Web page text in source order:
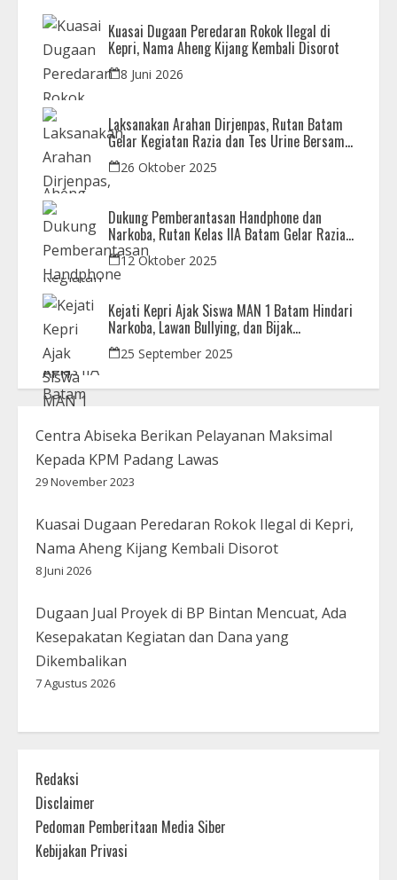
Kuasai Dugaan Peredaran Rokok Ilegal di
Kepri, Nama Aheng Kijang Kembali Disorot
8 Juni 2026
Laksanakan Arahan Dirjenpas, Rutan Batam
Gelar Kegiatan Razia dan Tes Urine Bersama
APH26 Oktober 2025
Dukung Pemberantasan Handphone dan
Narkoba, Rutan Kelas IIA Batam Gelar Razia
Bersama Aparat Penegak Hukum
12 Oktober 2025
Kejati Kepri Ajak Siswa MAN 1 Batam Hindari
Narkoba, Lawan Bullying, dan Bijak
Bermedsos
25 September 2025
Centra Abiseka Berikan Pelayanan Maksimal
Kepada KPM Padang Lawas
29 November 2023
Kuasai Dugaan Peredaran Rokok Ilegal di Kepri,
Nama Aheng Kijang Kembali Disorot
8 Juni 2026
Dugaan Jual Proyek di BP Bintan Mencuat, Ada
Kesepakatan Kegiatan dan Dana yang
Dikembalikan
7 Agustus 2026
Redaksi
Disclaimer
Pedoman Pemberitaan Media Siber
Kebijakan Privasi